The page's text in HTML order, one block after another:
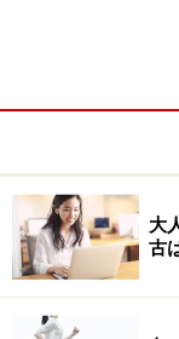
す！ その昔、木
にしてお花をさ
や技法は少しず
道・生け花。
なかでも「池坊
ゅう）」「小原
大
古